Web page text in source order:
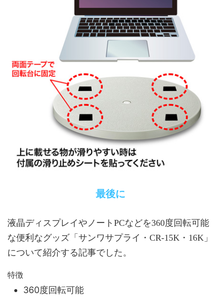
最後に
液晶ディスプレイやノートPCなどを360度回転可能
な便利なグッズ「サンワサプライ・CR-15K・16K」
について紹介する記事でした。
特徴
360度回転可能